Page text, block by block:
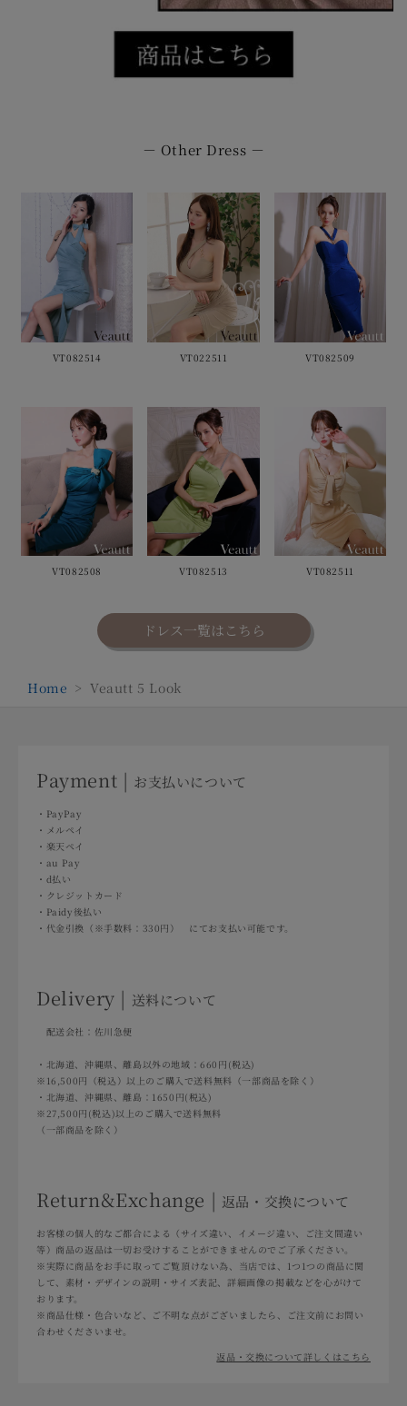
－ Other Dress －
VT082514 VT022511 VT082509
VT082508 VT082513 VT082511
ドレス一覧はこちら
Home > Veautt 5 Look
Payment | お支払いについて
・PayPay
・メルペイ
・楽天ペイ
・au Pay
・d払い
・クレジットカード
・Paidy後払い
・代金引換（※手数料：330円） にてお支払い可能です。
Delivery | 送料について
配送会社：佐川急便
・北海道、沖縄県、離島以外の地域：660円(税込)
※16,500円（税込）以上のご購入で送料無料（一部商品を除く）
・北海道、沖縄県、離島：1650円(税込)
※27,500円(税込)以上のご購入で送料無料
（一部商品を除く）
Return&Exchange | 返品・交換について
お客様の個人的なご都合による（サイズ違い、イメージ違い、ご注文間違い
等）商品の返品は一切お受けすることができませんのでご了承ください。
※実際に商品をお手に取ってご覧頂けない為、当店では、1つ1つの商品に関
して、素材・デザインの説明・サイズ表記、詳細画像の掲載などを心がけて
おります。
※商品仕様・色合いなど、ご不明な点がございましたら、ご注文前にお問い
合わせくださいませ。
返品・交換について詳しくはこちら